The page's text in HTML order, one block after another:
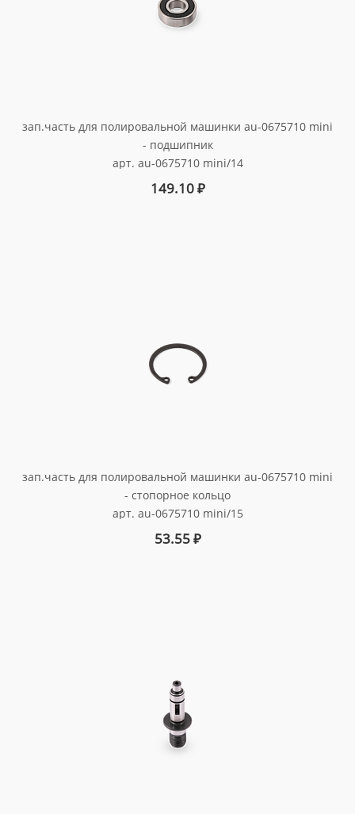
зап.часть для полировальной машинки au-0675710 mini
- подшипник
арт. au-0675710 mini/14
149.10₽
зап.часть для полировальной машинки au-0675710 mini
- стопорное кольцо
арт. au-0675710 mini/15
53.55₽